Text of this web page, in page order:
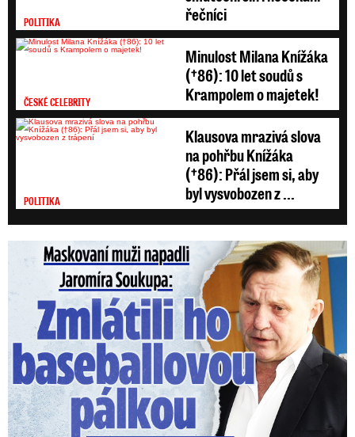
POLITIKA
řečníci
ČESKÉ CELEBRITY
Minulost Milana Knížáka
(†86): 10 let soudů s
Krampolem o majetek!
POLITIKA
Klausova mrazivá slova
na pohřbu Knížáka
(†86): Přál jsem si, aby
byl vysvobozen z ...
Maskovaní muži napadli Jaromíra Soukupa: Krvavá nakládačka